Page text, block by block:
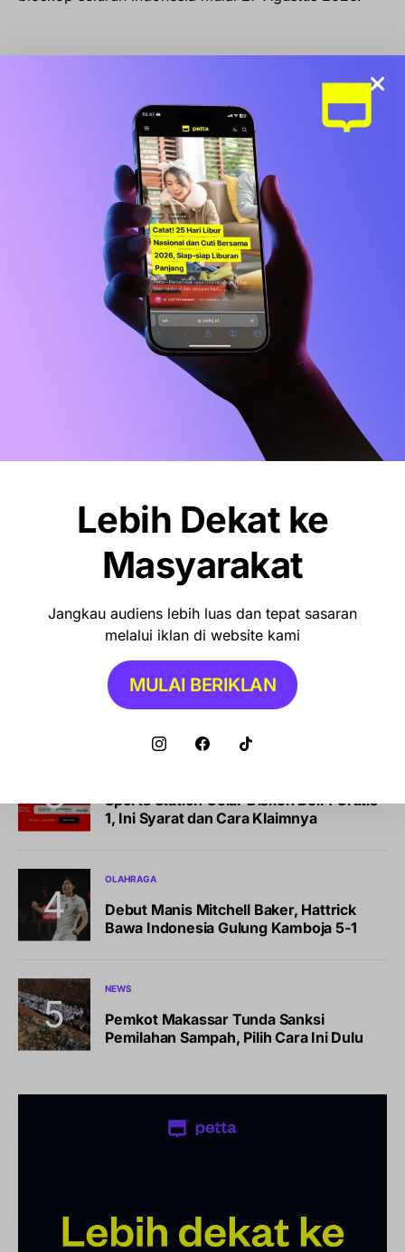
Iqbaal Ramadhan Kawai Labiba
Pestapora Zulfa Maharani
Share Share Share
Tweet
View Comments (0)
ENTERTAINMENT
Beban Utang Rp15 Juta Bikin Iqbaal
Ramadhan Nekat Jualan Gorengan di
NEWS
Kabar Terbaru BLT Kesra Rp900.000:
Syarat, Cara Cek, dan Jadwal Pencairan
Sports Station Gelar Diskon Beli 1 Gratis
1, Ini Syarat dan Cara Klaimnya
OLAHRAGA
Debut Manis Mitchell Baker, Hattrick
Bawa Indonesia Gulung Kamboja 5-1
NEWS
Pemkot Makassar Tunda Sanksi
Pemilahan Sampah, Pilih Cara Ini Dulu
Lebih Dekat ke
Masyarakat
Jangkau audiens lebih luas dan tepat sasaran
melalui iklan di website kami
MULAI BERIKLAN